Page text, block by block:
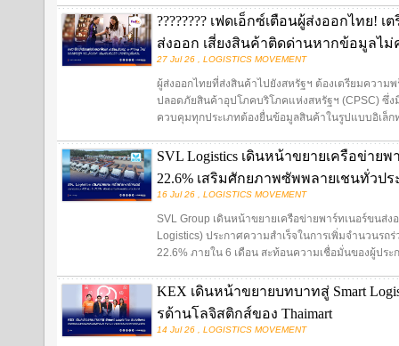
???????? เฟดเอ็กซ์เตือนผู้ส่งออกไทย!
ส่งออก เสี่ยงสินค้าติดด่านหากข้อมูลไม่
27 Jul 26 , LOGISTICS MOVEMENT
ผู้ส่งออกไทยที่ส่งสินค้าไปยังสหรัฐฯ ต้องเตรียมควา
ปลอดภัยสินค้าอุปโภคบริโภคแห่งสหรัฐฯ (CPSC) ซึ่
ควบคุมทุกประเภทต้องยื่นข้อมูลสินค้าในรูปแบบอิเล็ก
SVL Logistics เดินหน้าขยายเครือข่าย
22.6% เสริมศักยภาพซัพพลายเชนทั่วปร
16 Jul 26 , LOGISTICS MOVEMENT
SVL Group เดินหน้าขยายเครือข่ายพาร์ทเนอร์ขนส่ง
Logistics) ประกาศความสำเร็จในการเพิ่มจำนวนร
22.6% ภายใน 6 เดือน สะท้อนความเชื่อมั่นของผู้ประ
KEX เดินหน้าขยายบทบาทสู่ Smart
รด้านโลจิสติกส์ของ Thaimart
14 Jul 26 , LOGISTICS MOVEMENT